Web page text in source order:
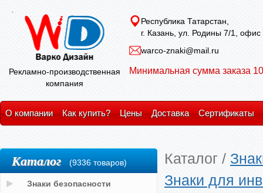
Рекламно-производственная
компания
Республика Татарстан,
г. Казань, ул. Родины 7/1, офис
warco-znaki@mail.ru
Минимальная сумма заказа
О компании Как купить? Цены Доставка Сертификаты
Каталог /
Знаки для
Каталог (9336 товаров)
Знаки безопасности